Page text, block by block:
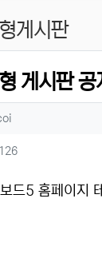
게시판
게시판
자 정보
츠 정보
조회
드5 홈페이지